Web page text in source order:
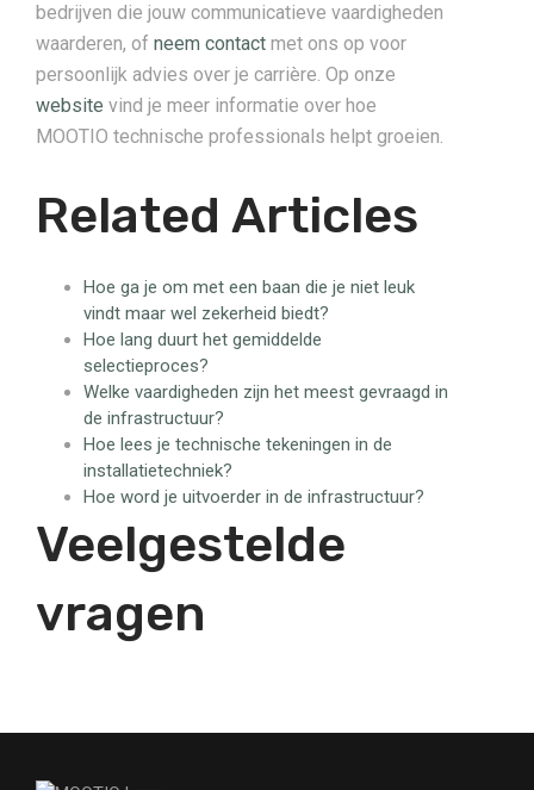
bedrijven die jouw communicatieve vaardigheden
waarderen, of neem contact met ons op voor
persoonlijk advies over je carrière. Op onze
website vind je meer informatie over hoe
MOOTIO technische professionals helpt groeien.
Related Articles
Hoe ga je om met een baan die je niet leuk
vindt maar wel zekerheid biedt?
Hoe lang duurt het gemiddelde
selectieproces?
Welke vaardigheden zijn het meest gevraagd in
de infrastructuur?
Hoe lees je technische tekeningen in de
installatietechniek?
Hoe word je uitvoerder in de infrastructuur?
Veelgestelde
vragen